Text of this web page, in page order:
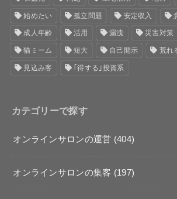
始めたい 孤立問題 安定収入
成人年齢 活用 漏洩 災害対策
猫ミーム 短大 自己開示 荒れ
見込み客 ｢得する｣投資系
カテゴリーで探す
オンラインサロンの運営 (404)
オンラインサロンの集客 (197)